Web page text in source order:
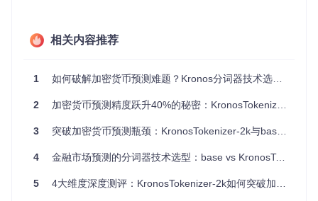
为制约模型落地的关键因素，尤其是在边缘计算环境中更为突
技术解析：分词器核心原理与创新对比
⚙️ 核心工作原理
分词器(将连续金融数据转换为离散单元的处理模块)是Kronos
征提取。其工作流程包括：K线数据输入→特征编码→两级量
相关内容推荐
1 如何破解加密货币预测难题？Kronos分词器技术选型与实战指南
2 加密货币预测精度跃升40%的秘密：KronosTokenizer-2k技术深度解析
3 突破加密货币预测瓶颈：KronosTokenizer-2k与base分词器的多维度深度评测
4 金融市场预测的分词器技术选型：base vs KronosTokenizer-2k深度评测
5 4大维度深度测评：KronosTokenizer-2k如何突破加密货币预测精度瓶颈